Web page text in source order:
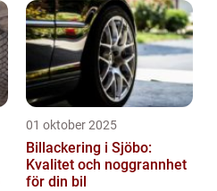
01 oktober 2025
Billackering i Sjöbo:
Kvalitet och noggrannhet
för din bil